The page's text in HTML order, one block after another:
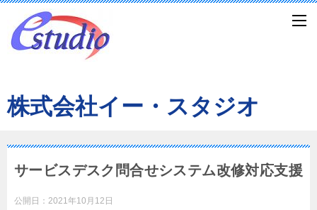
株式会社イー・スタジオ
サービスデスク問合せシステム改修対応支援
公開日： 2021年10月12日